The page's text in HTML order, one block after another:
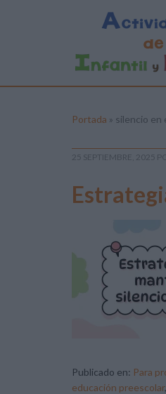
Portada » silencio en
25 SEPTIEMBRE, 2025
Publicado en: Para
educación preescolar,